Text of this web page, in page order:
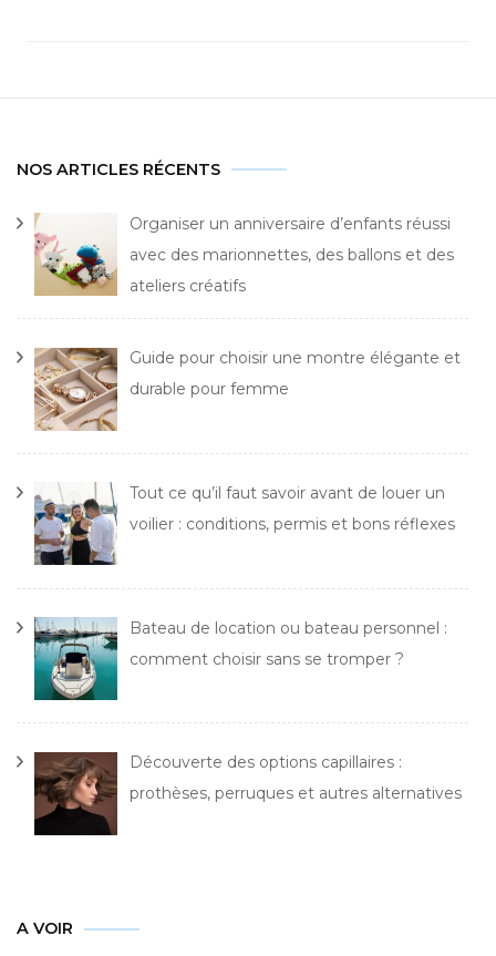
NOS ARTICLES RÉCENTS
Organiser un anniversaire d’enfants réussi
avec des marionnettes, des ballons et des
ateliers créatifs
Guide pour choisir une montre élégante et
durable pour femme
Tout ce qu’il faut savoir avant de louer un
voilier : conditions, permis et bons réflexes
Bateau de location ou bateau personnel :
comment choisir sans se tromper ?
Découverte des options capillaires :
prothèses, perruques et autres alternatives
A VOIR